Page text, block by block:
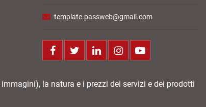
template.passweb@gmail.com
FacebookTwitter LinkedIn
la natura e i prezzi dei servizi e dei prodotti